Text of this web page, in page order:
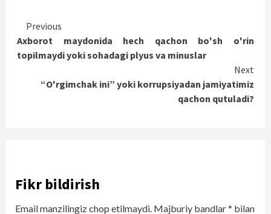
Continue
Reading
Previous
Axborot maydonida hech qachon bo'sh o'rin
topilmaydi yoki sohadagi plyus va minuslar
Next
“O'rgimchak ini” yoki korrupsiyadan jamiyatimiz
qachon qutuladi?
Fikr bildirish
Email manzilingiz chop etilmaydi. Majburiy bandlar* bilan